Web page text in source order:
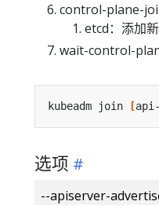
control-plane-
etcd：添加
wait-control-
kubeadm join [
选项
--apiserver-